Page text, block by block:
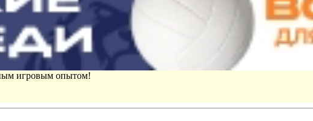
игровым опытом!